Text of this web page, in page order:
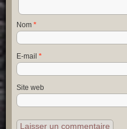
Nom *
E-mail *
Site web